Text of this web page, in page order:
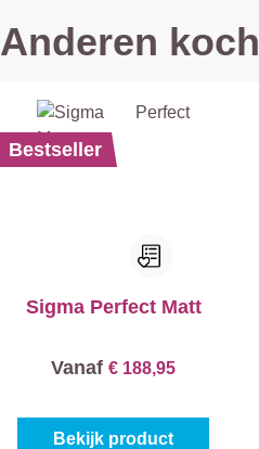
Anderen
Bestseller
Sigma Perfect Matt
Vanaf € 188,95
Bekijk product